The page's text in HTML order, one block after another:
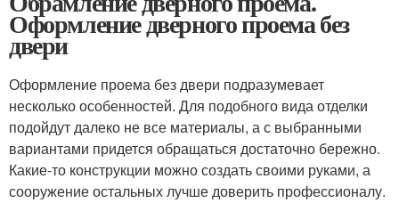
Оформление дверного проема без
двери
Оформление проема без двери подразумевает
несколько особенностей. Для подобного вида отделки
подойдут далеко не все материалы, а с выбранными
вариантами придется обращаться достаточно бережно.
Какие-то конструкции можно создать своими руками, а
сооружение остальных лучше доверить профессионалу.